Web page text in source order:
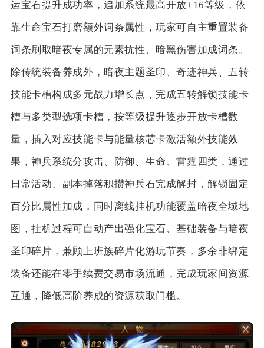
运宝石提升成功率，追加系统最高开放+16等级，依
靠生命宝石打磨额外词条属性，玩家可自主重置装备
词条刷取暗夜专属的元素抗性、暗黑伤害加成词条。
除传统装备养成外，暗夜主题圣印、奇迹神兵、五转
技能卡槽构成多元战力增长点，完成五转解锁技能卡
槽与多类型选项卡槽，按等级提升逐步开放卡槽数
量，插入对应技能卡与能量核芯卡激活额外技能效
果，神兵系统分攻击、防御、生命、雷霆四类，通过
日常活动、副本掉落积攒神兵石完成解封，解锁固定
百分比属性加成，同时离线挂机功能覆盖暗夜全域地
图，挂机过程可自动产出强化宝石、基础装备与暗夜
圣印碎片，兼顾上班族碎片化游玩节奏，多余非绑定
装备还能在零手续费交易市场流通，完成玩家间资源
互通，降低高阶养成的资源获取门槛。